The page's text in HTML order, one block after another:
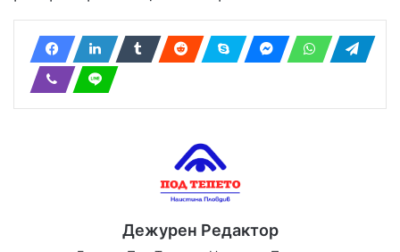
Дежурен Редактор